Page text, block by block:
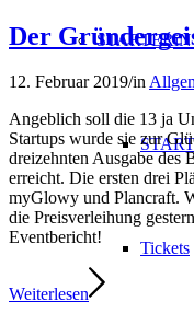
STARTERiN
Tickets
Der
12. Februar 2019/in
Angeblich soll die 13 ja
Startups wurde sie zur
dreizehnten Ausgabe des
erreicht. Die ersten drei
myGlowy und Plancraft.
die Preisverleihung
Eventbericht!
Weiterlesen